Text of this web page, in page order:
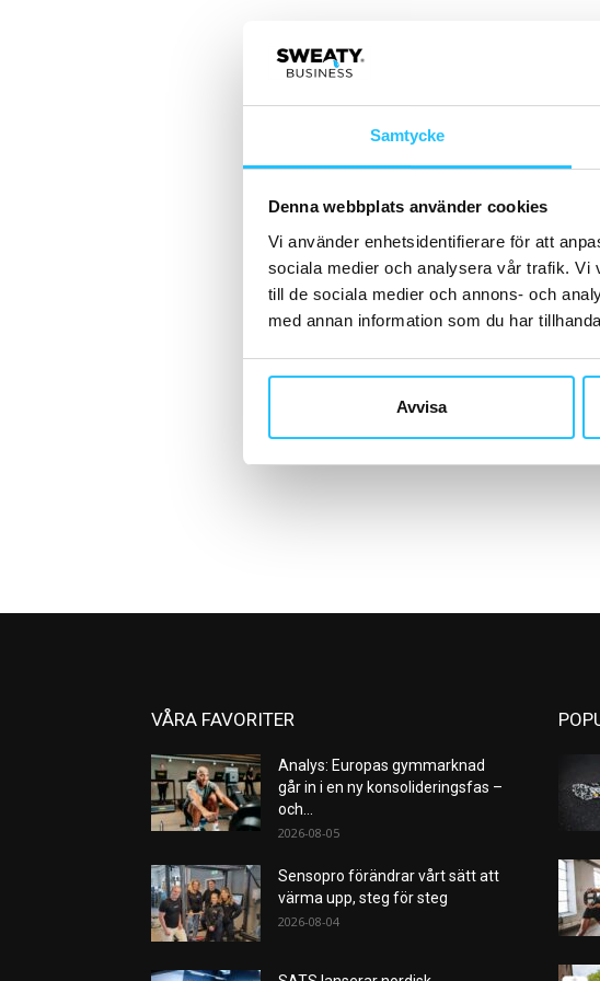
Samtycke
Denna webbplats använder cookies
Vi använder enhetsidentifierare för att
sociala medier och analysera vår trafik. Vi
till de sociala medier och annons- och
med annan information som du har
Avvisa
VÅRA FAVORITER
Analys: Europas gymmarknad
går in i en ny konsolideringsfas –
och...
2026-08-05
Sensopro förändrar vårt sätt att
värma upp, steg för steg
2026-08-04